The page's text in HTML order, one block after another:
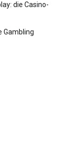
die Casino-
Gambling